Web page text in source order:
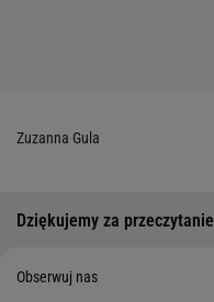
Zuzanna Gula
Dziękujemy za przeczytanie
Obserwuj nas